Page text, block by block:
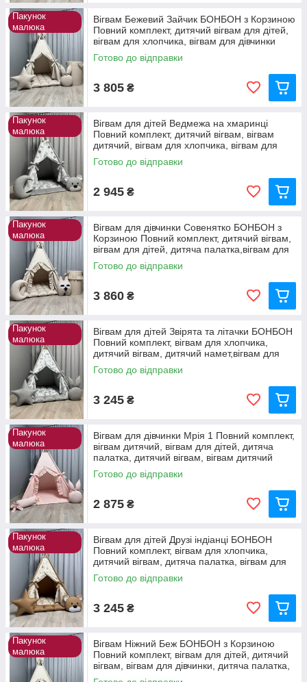
Пакунок
малюка
Вігвам Бежевий Зайчик БОНБОН з Корзиною
Повний комплект, дитячий вігвам для дітей,
вігвам для хлопчика, вігвам для дівчинки
Готово до відправки
3 805 ₴
Пакунок
малюка
Вігвам для дітей Ведмежа на хмаринці
Повний комплект, дитячий вігвам, вігвам
дитячий, вігвам для хлопчика, вігвам для
дівчинки
Готово до відправки
2 945 ₴
Пакунок
малюка
Вігвам для дівчинки Совенятко БОНБОН з
Корзиною Повний комплект, дитячий вігвам,
вігвам для дітей, дитяча палатка,вігвам для
дітей
Готово до відправки
3 860 ₴
Пакунок
малюка
Вігвам для дітей Звірята та літачки БОНБОН
Повний комплект, вігвам для хлопчика,
дитячий вігвам, дитячий намет,вігвам для
дівчинки
Готово до відправки
3 245 ₴
Пакунок
малюка
Вігвам для дівчинки Мрія 1 Повний комплект,
вігвам дитячий, вігвам для дітей, дитяча
палатка, дитячий вігвам, вігвам дитячий
Готово до відправки
2 875 ₴
Пакунок
малюка
Вігвам для дітей Друзі індіанці БОНБОН
Повний комплект, вігвам для хлопчика,
дитячий вігвам, дитяча палатка, вігвам для
дівчинки
Готово до відправки
3 245 ₴
Пакунок
малюка
Вігвам Ніжний Беж БОНБОН з Корзиною
Повний комплект, вігвам для дітей, дитячий
вігвам, вігвам для дівчинки, дитяча палатка,
вігвам